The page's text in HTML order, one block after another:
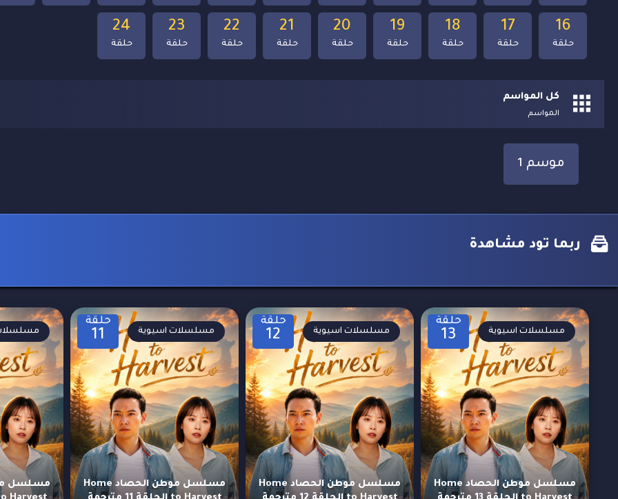
24
حلقة
23
حلقة
22
حلقة
21
حلقة
20
حلقة
19
حلقة
18
حلقة
17
حلقة
16
حلقة
كل المواسم
المواسم
موسم 1
ربما تود مشاهدة
حلقة
13
مسلسل موطن الحصاد Home
مسلسلات اسيوية
حلقة
12
مسلسل موطن الحصاد Home
مسلسلات اسيوية
حلقة
11
مسلسل موطن الحصاد Home
مسلسلات اسيوية